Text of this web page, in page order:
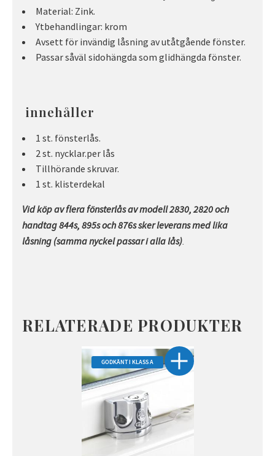
Material: Zink.
Ytbehandlingar: krom
Avsett för invändig låsning av utåtgående fönster.
Passar såväl sidohängda som glidhängda fönster.
innehåller
1 st. fönsterlås.
2 st. nycklar.per lås
Tillhörande skruvar.
1 st. klisterdekal
Vid köp av flera fönsterlås av modell 2830, 2820 och
handtag 844s, 895s och 876s sker leverans med lika
låsning (samma nyckel passar i alla lås).
RELATERADE PRODUKTER
GODKÄNT I KLASS A